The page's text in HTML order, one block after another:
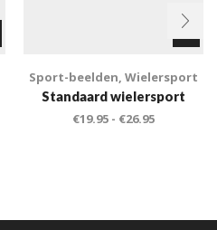
Sport-beelden, Wielersport
Standaard wielersport
€19.95 - €26.95